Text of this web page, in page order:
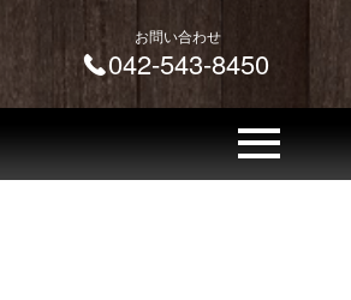
お問い合わせ
042-543-8450